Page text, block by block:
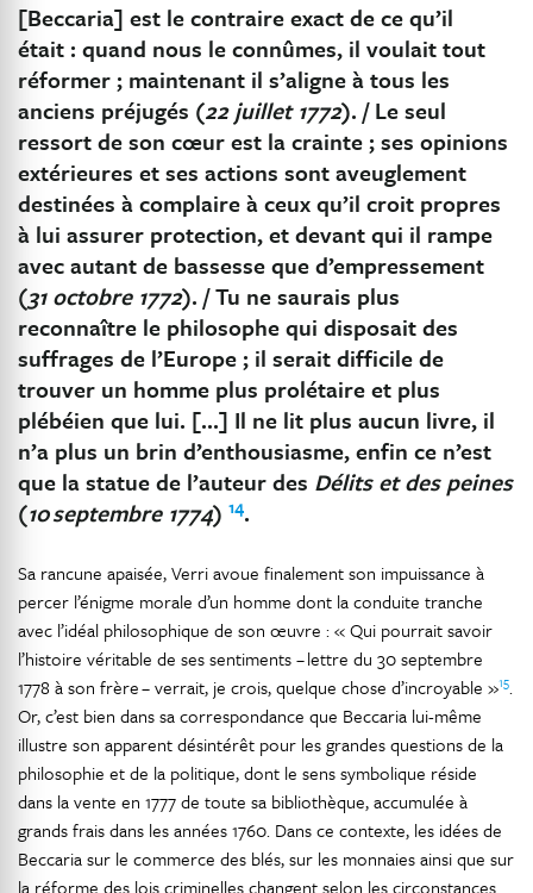
[Beccaria] est le contraire exact de ce qu’il
était : quand nous le connûmes, il voulait tout
réformer ; maintenant il s’aligne à tous les
anciens préjugés (22 juillet 1772). / Le seul
ressort de son cœur est la crainte ; ses opinions
extérieures et ses actions sont aveuglement
destinées à complaire à ceux qu’il croit propres
à lui assurer protection, et devant qui il rampe
avec autant de bassesse que d’empressement
(31 octobre 1772). / Tu ne saurais plus
reconnaître le philosophe qui disposait des
suffrages de l’Europe ; il serait difficile de
trouver un homme plus prolétaire et plus
plébéien que lui. […] Il ne lit plus aucun livre, il
n’a plus un brin d’enthousiasme, enfin ce n’est
que la statue de l’auteur des Délits et des peines
(10 septembre 1774) 14.
Sa rancune apaisée, Verri avoue finalement son impuissance à
percer l’énigme morale d’un homme dont la conduite tranche
avec l’idéal philosophique de son œuvre : « Qui pourrait savoir
l’histoire véritable de ses sentiments – lettre du 30 septembre
1778 à son frère – verrait, je crois, quelque chose d’incroyable »15.
Or, c’est bien dans sa correspondance que Beccaria lui-même
illustre son apparent désintérêt pour les grandes questions de la
philosophie et de la politique, dont le sens symbolique réside
dans la vente en 1777 de toute sa bibliothèque, accumulée à
grands frais dans les années 1760. Dans ce contexte, les idées de
Beccaria sur le commerce des blés, sur les monnaies ainsi que sur
la réforme des lois criminelles changent selon les circonstances